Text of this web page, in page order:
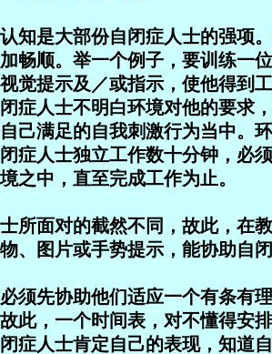
知是大部份自闭症人士的强项
畅顺。举一个例子，要训练一
觉提示及／或指示，使他得到
症人士不明白环境对他的要求
己满足的自我刺激行为当中。
症人士独立工作数十分钟，必
之中，直至完成工作为止。
所面对的截然不同，故此，在
、图片或手势提示，能协助自
须先协助他们适应一个有条有
此，一个时间表，对不懂得安
症人士肯定自己的表现，知道